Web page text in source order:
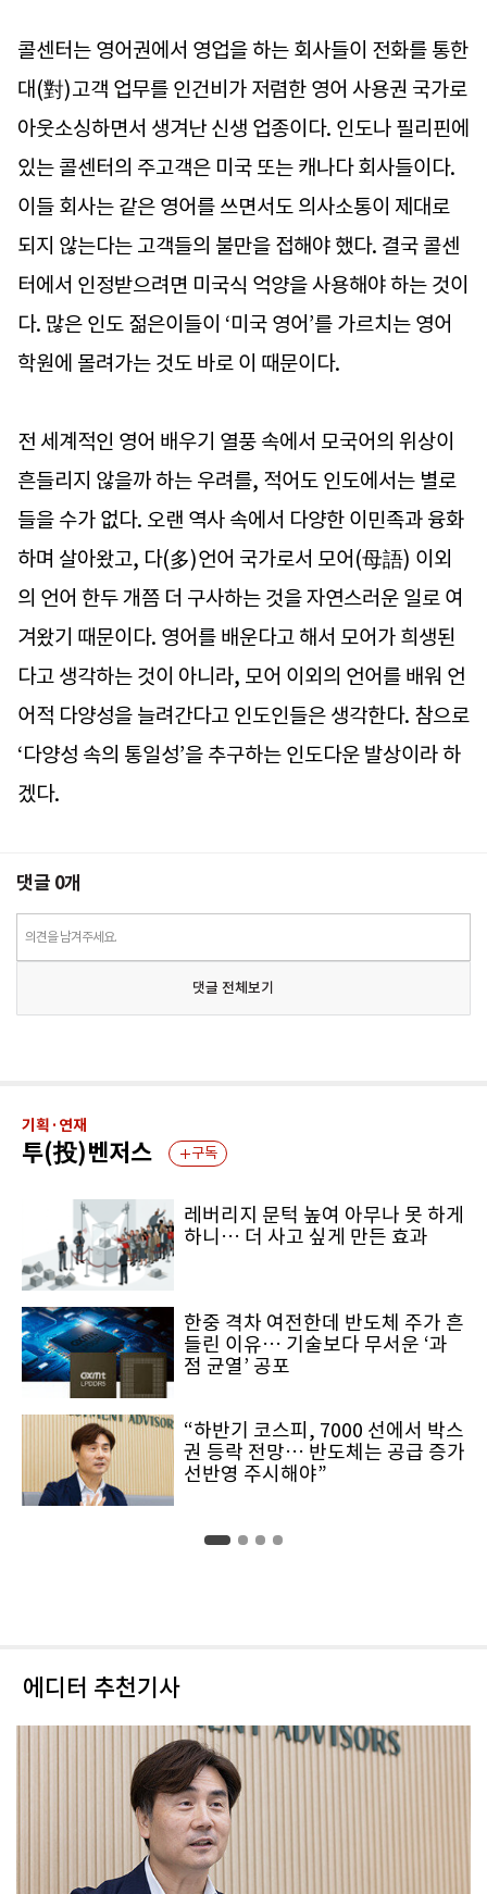
콜센터는 영어권에서 영업을 하는 회사들이 전화를 통한
대(對)고객 업무를 인건비가 저렴한 영어 사용권 국가로
아웃소싱하면서 생겨난 신생 업종이다. 인도나 필리핀에
있는 콜센터의 주고객은 미국 또는 캐나다 회사들이다.
이들 회사는 같은 영어를 쓰면서도 의사소통이 제대로
되지 않는다는 고객들의 불만을 접해야 했다. 결국 콜센
터에서 인정받으려면 미국식 억양을 사용해야 하는 것이
다. 많은 인도 젊은이들이 ‘미국 영어’를 가르치는 영어
학원에 몰려가는 것도 바로 이 때문이다.
전 세계적인 영어 배우기 열풍 속에서 모국어의 위상이
흔들리지 않을까 하는 우려를, 적어도 인도에서는 별로
들을 수가 없다. 오랜 역사 속에서 다양한 이민족과 융화
하며 살아왔고, 다(多)언어 국가로서 모어(母語) 이외
의 언어 한두 개쯤 더 구사하는 것을 자연스러운 일로 여
겨왔기 때문이다. 영어를 배운다고 해서 모어가 희생된
다고 생각하는 것이 아니라, 모어 이외의 언어를 배워 언
어적 다양성을 늘려간다고 인도인들은 생각한다. 참으로
‘다양성 속의 통일성’을 추구하는 인도다운 발상이라 하
겠다.
댓글 0개
의견을 남겨주세요.
댓글 전체보기
기획·연재
투(投)벤저스 구독
레버리지 문턱 높여 아무나 못 하게
하니… 더 사고 싶게 만든 효과
한중 격차 여전한데 반도체 주가 흔
들린 이유… 기술보다 무서운 ‘과
점 균열’ 공포
“하반기 코스피, 7000 선에서 박스
권 등락 전망… 반도체는 공급 증가
선반영 주시해야”
에디터 추천기사